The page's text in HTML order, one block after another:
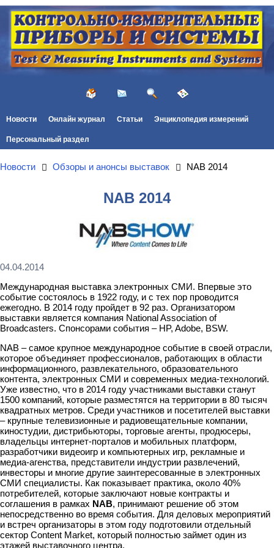
Новости Онлайн журнал Статьи Энциклопедия измерений
Персональный раздел
Новости Обзоры и анонсы выставок NAB 2014
NAB 2014
04.04.2014
Международная выставка электронных СМИ. Впервые это
событие состоялось в 1922 году, и с тех пор проводится
ежегодно. В 2014 году пройдет в 92 раз. Организатором
выставки является компания National Association of
Broadcasters. Спонсорами события – HP, Adobe, BSW.
NAB – самое крупное международное событие в своей отрасли,
которое объединяет профессионалов, работающих в области
информационного, развлекательного, образовательного
контента, электронных СМИ и современных медиа-технологий.
Уже известно, что в 2014 году участниками выставки станут
1500 компаний, которые разместятся на территории в 80 тысяч
квадратных метров. Среди участников и посетителей выставки
– крупные телевизионные и радиовещательные компании,
киностудии, дистрибьюторы, торговые агенты, продюсеры,
владельцы интернет-порталов и мобильных платформ,
разработчики видеоигр и компьютерных игр, рекламные и
медиа-агенства, представители индустрии развлечений,
инвесторы и многие другие заинтересованные в электронных
СМИ специалисты. Как показывает практика, около 40%
потребителей, которые заключают новые контракты и
соглашения в рамках NAB, принимают решение об этом
непосредственно во время события. Для деловых мероприятий
и встреч организаторы в этом году подготовили отдельный
сектор Content Market, который полностью займет один из
этажей выставочного центра.